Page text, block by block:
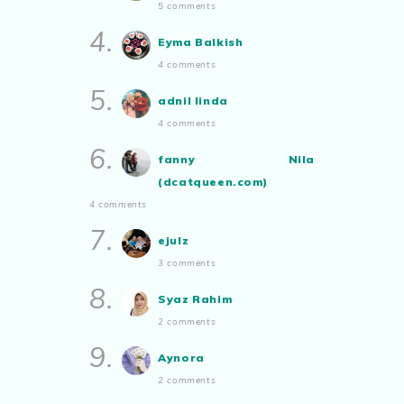
Ayam Masak Kicap, Dinner Yang
5 comments
4. Eyma Balkish
4 comments
5. adnil linda
4 comments
6.
fanny Nila
(dcatqueen.com)
4 comments
7. ejulz
3 comments
8. Syaz Rahim
2 comments
9. Aynora
2 comments